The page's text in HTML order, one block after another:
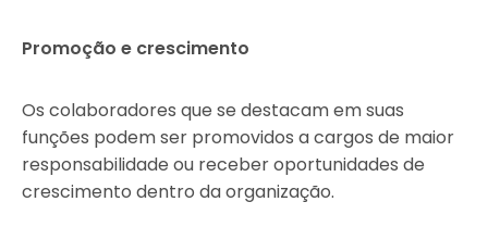
Promoção e crescimento
Os colaboradores que se destacam em suas
funções podem ser promovidos a cargos de maior
responsabilidade ou receber oportunidades de
crescimento dentro da organização.